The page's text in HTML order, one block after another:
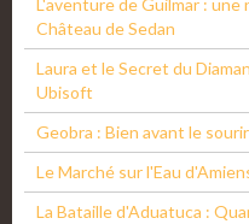
L'aventure de Guilmar :
Château de Sedan
Laura et le Secret du
Ubisoft
Geobra : Bien avant le
Le Marché sur l'Eau
La Bataille d'Aduatuca :